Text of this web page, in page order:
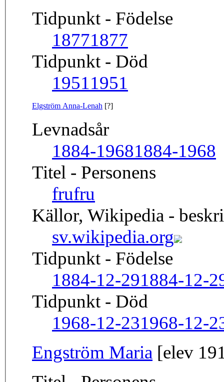
Tidpunkt - Födelse
18771877
Tidpunkt - Död
19511951
Elgström Anna-Lenah [?]
Levnadsår
1884-19681884-1968
Titel - Personens
frufru
Källor, Wikipedia -
sv.wikipedia.org
Tidpunkt - Födelse
1884-12-291884-12-
Tidpunkt - Död
1968-12-231968-12-
Engström Maria [elev